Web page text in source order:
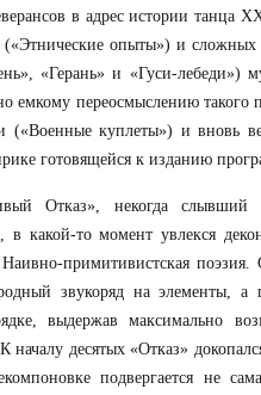
в адрес истории танца
(«Этнические опыты») и
«Герань» и «Гуси-лебеди»)
емкому переосмыслению такого
(«Военные куплеты») и вновь
готовящейся к изданию
Отказ», некогда слывший
в какой-то момент увлекся
примитивистская
звукоряд на элементы, а
выдержав максимально
десятых «Отказ»
подвергается не